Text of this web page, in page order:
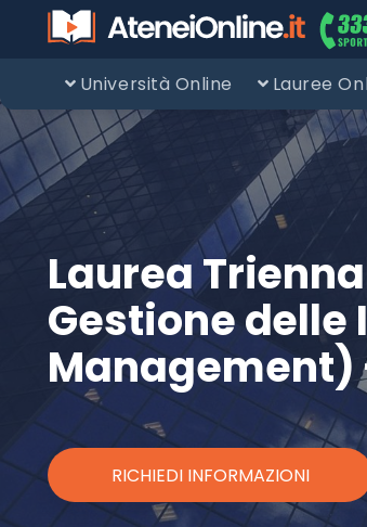
Università Online Lauree
Laurea
Gestione
RICHIEDI INFORMAZIONI